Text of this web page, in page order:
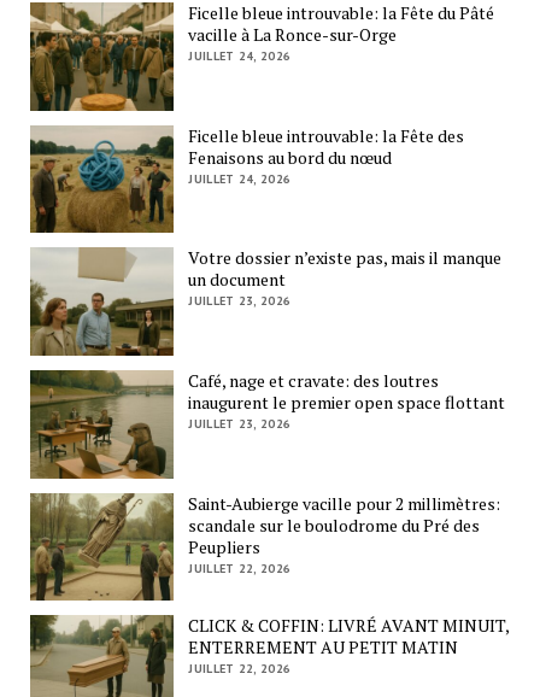
Ficelle bleue introuvable: la Fête du Pâté
vacille à La Ronce-sur-Orge
JUILLET 24, 2026
Ficelle bleue introuvable: la Fête des
Fenaisons au bord du nœud
JUILLET 24, 2026
Votre dossier n’existe pas, mais il manque
un document
JUILLET 23, 2026
Café, nage et cravate: des loutres
inaugurent le premier open space flottant
JUILLET 23, 2026
Saint-Aubierge vacille pour 2 millimètres:
scandale sur le boulodrome du Pré des
Peupliers
JUILLET 22, 2026
CLICK & COFFIN: LIVRÉ AVANT MINUIT,
ENTERREMENT AU PETIT MATIN
JUILLET 22, 2026